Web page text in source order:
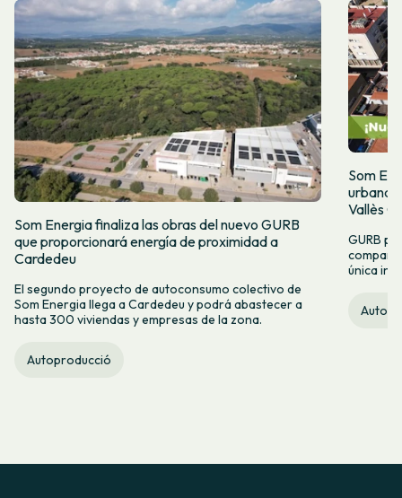
Som Energia finaliza las obras del nuevo GURB
que proporcionará energía de proximidad a
Cardedeu
El segundo proyecto de autoconsumo colectivo de
Som Energia llega a Cardedeu y podrá abastecer a
hasta 300 viviendas y empresas de la zona.
Autoproducció
Som
urbana
Vallès
GURB
única